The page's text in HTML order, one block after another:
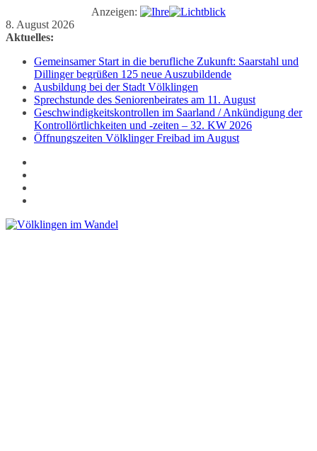
Anzeigen:
Zum
Inhalt
8. August 2026
Aktuelles:
Gemeinsamer Start in die berufliche Zukunft: Saarstahl und
Dillinger begrüßen 125 neue Auszubildende
Ausbildung bei der Stadt Völklingen
Sprechstunde des Seniorenbeirates am 11. August
Geschwindigkeitskontrollen im Saarland / Ankündigung der
Kontrollörtlichkeiten und -zeiten – 32. KW 2026
Öffnungszeiten Völklinger Freibad im August